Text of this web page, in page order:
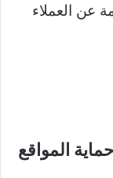
عن العملاء
المواقع